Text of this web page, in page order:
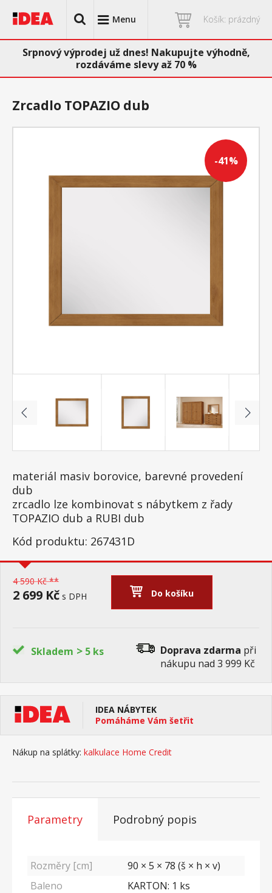
Menu Košík: prázdný
Srpnový výprodej už dnes! Nakupujte výhodně,
rozdáváme slevy až 70 %
-41%
Zrcadlo TOPAZIO dub
materiál masiv borovice, barevné provedení
dub
zrcadlo lze kombinovat s nábytkem z řady
TOPAZIO dub a RUBI dub
Kód produktu: 267431D
4 590 Kč **
2 699 Kč s DPH Do košíku
Skladem > 5 ks Doprava zdarma při
nákupu nad 3 999 Kč
IDEA NÁBYTEK
Pomáháme Vám šetřit
Nákup na splátky: kalkulace Home Credit
Parametry Podrobný popis
Rozměry [cm]
90 × 5 × 78 (š × h × v)
Baleno
KARTON: 1 ks